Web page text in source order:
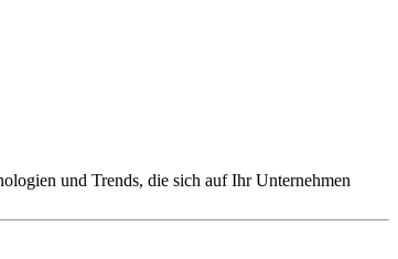
und Trends, die sich auf Ihr Unternehmen